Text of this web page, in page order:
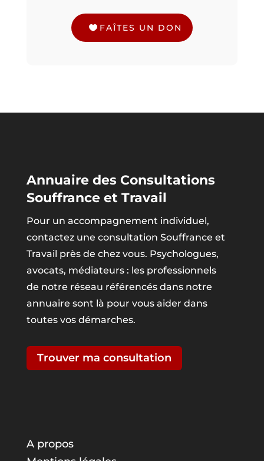
FAÎTES UN DON
Annuaire des Consultations
Souffrance et Travail
Pour un accompagnement individuel,
contactez une consultation Souffrance et
Travail près de chez vous. Psychologues,
avocats, médiateurs : les professionnels
de notre réseau référencés dans notre
annuaire sont là pour vous aider dans
toutes vos démarches.
Trouver ma consultation
A propos